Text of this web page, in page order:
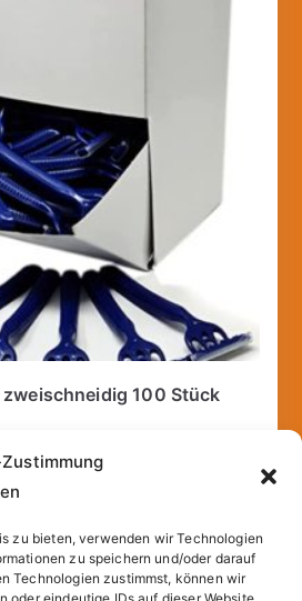
zu bieten, verwenden wir Technologien
zu speichern und/oder darauf
Technologien zustimmst, können wir
zweischneidig 100 Stück
Add to cart